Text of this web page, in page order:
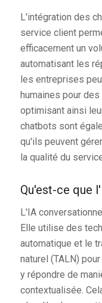
L'intégration des
service client
efficacement un
automatisant les
les entreprises
humaines pour
optimisant ainsi
chatbots sont
qu'ils peuvent
la qualité du
Qu'est-ce que
L'IA
Elle utilise des
automatique et le
naturel (TALN)
y répondre de
contextualisée.